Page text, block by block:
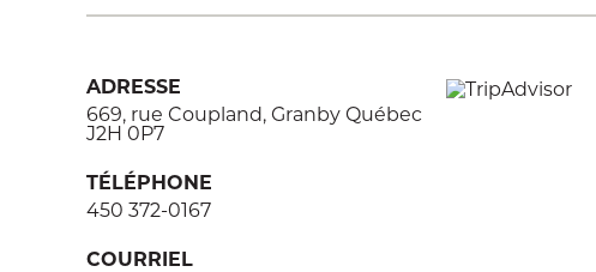
ADRESSE
669, rue Coupland, Granby Québec
J2H 0P7
TÉLÉPHONE
450 372-0167
COURRIEL